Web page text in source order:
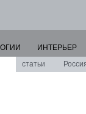
ИНТЕРЬЕР
статьи